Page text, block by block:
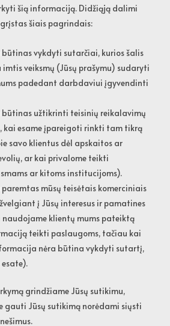
šią informaciją. Didžiąją dalimi
šiais pagrindais:
būtinas vykdyti sutarčiai, kurios šalis
imtis veiksmų (Jūsų prašymu) sudaryti
padedant darbdaviui įgyvendinti
būtinas užtikrinti teisinių reikalavimų
kai esame įpareigoti rinkti tam tikrą
savo klientus dėl apskaitos ar
ar kai privalome teikti
ar kitoms institucijoms).
mūsų teisėtais komerciniais
į Jūsų interesus ir pamatines
naudojame klientų mums pateiktą
teikti paslaugoms, tačiau kai
nėra būtina vykdyti sutartį,
esate).
grindžiame Jūsų sutikimu,
gauti Jūsų sutikimą norėdami siųsti